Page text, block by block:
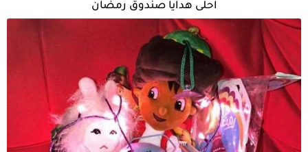
احلى هدايا صندوق رمضان